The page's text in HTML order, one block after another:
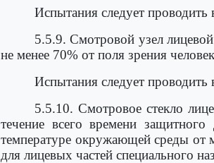
Испытания следует
5.5.9. Смотровой узел
не менее 70% от поля зрения
Испытания следует
5.5.10. Смотровое стекло
течение всего времени
температуре окружающей среды
для лицевых частей специального